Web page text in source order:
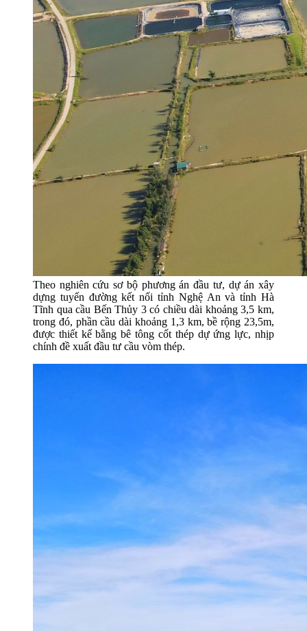
Theo nghiên cứu sơ bộ phương án đầu tư, dự án xây
dựng tuyến đường kết nối tỉnh Nghệ An và tỉnh Hà
Tĩnh qua cầu Bến Thủy 3 có chiều dài khoảng 3,5 km,
trong đó, phần cầu dài khoảng 1,3 km, bề rộng 23,5m,
được thiết kế bằng bê tông cốt thép dự ứng lực, nhịp
chính đề xuất đầu tư cầu vòm thép.